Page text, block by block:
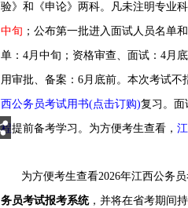
验》和《申论》两科。凡未注明专业
中旬 ；公布第一批进入面试人员名单
单：4月中旬；资格审查、面试：4月
用审批、备案：6月底前。 本次考试不
西公务员考试用书(点击订购)复习。面
程提前备考学习。为方便考生查看，
为方便考生查看2026年江西公务员
务员考试报考系统，并将在省考期间